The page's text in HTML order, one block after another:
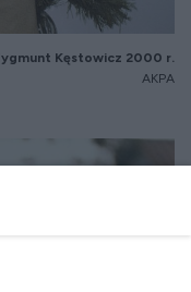
Kęstowicz 2000 r.
AKPA